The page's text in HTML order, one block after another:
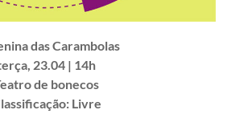
das Carambolas
23.04 | 14h
de bonecos
Livre